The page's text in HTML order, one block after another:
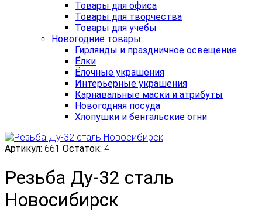
Товары для офиса
Товары для творчества
Товары для учебы
Новогодние товары
Гирлянды и праздничное освещение
Ёлки
Ёлочные украшения
Интерьерные украшения
Карнавальные маски и атрибуты
Новогодняя посуда
Хлопушки и бенгальские огни
Артикул: 661 Остаток: 4
Резьба Ду-32 сталь
Новосибирск